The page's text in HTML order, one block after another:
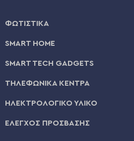
ΦΩΤΙΣΤΙΚΑ
SMART HOME
SMART TECH GADGETS
ΤΗΛΕΦΩΝΙΚΑ ΚΕΝΤΡΑ
ΗΛΕΚΤΡΟΛΟΓΙΚΟ ΥΛΙΚΟ
ΕΛΕΓΧΟΣ ΠΡΟΣΒΑΣΗΣ